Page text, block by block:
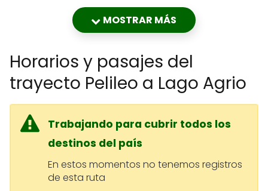
MOSTRAR MÁS
Horarios y pasajes del
trayecto Pelileo a Lago Agrio
Trabajando para cubrir todos los
destinos del país
En estos momentos no tenemos registros
de esta ruta